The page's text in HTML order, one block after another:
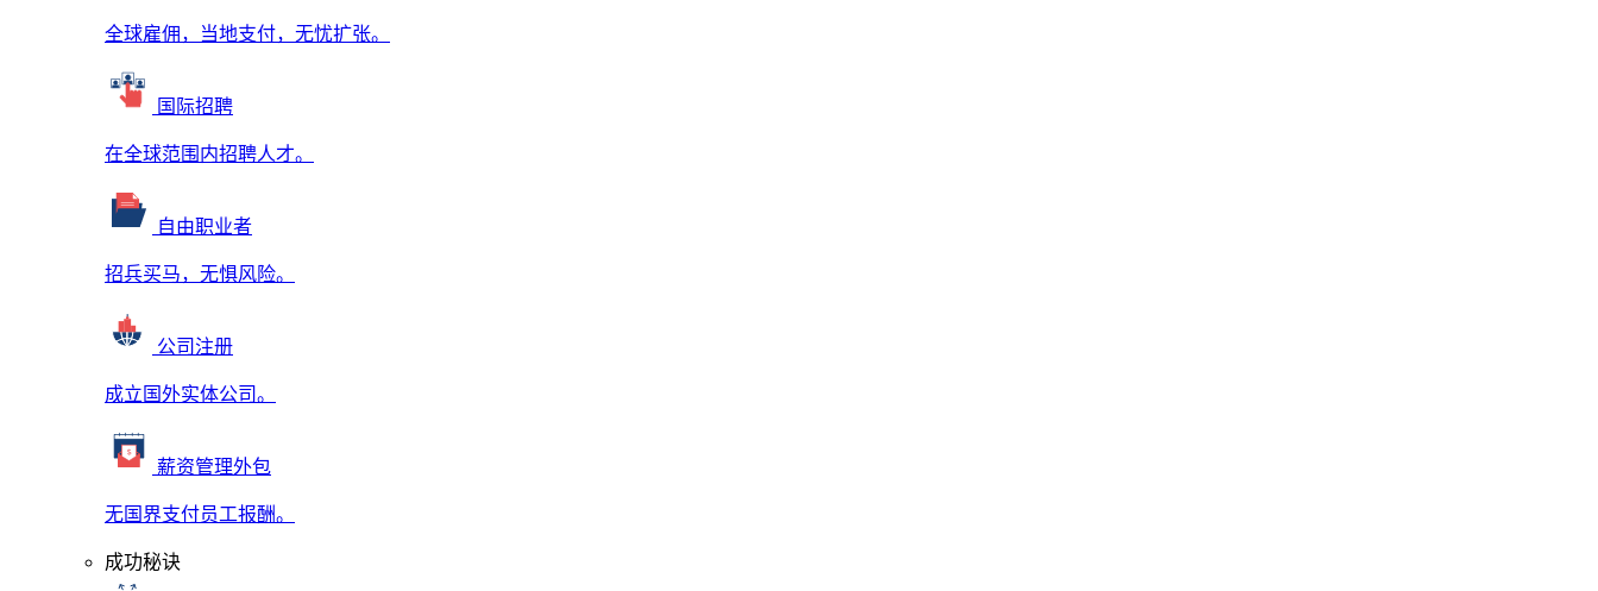
全球雇佣，当地支付，无忧扩张。
国际招聘
在全球范围内招聘人才。
自由职业者
招兵买马，无惧风险。
公司注册
成立国外实体公司。
薪资管理外包
无国界支付员工报酬。
成功秘诀